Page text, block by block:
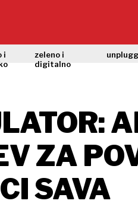
i
zeleno i
digitalno
ZA
SAVA